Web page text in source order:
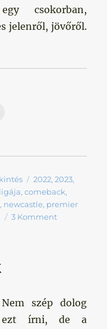
csokorban,
jelenről, jövőről.
Címke
2022,2023,
,comeback,
, newcastle, premier
3 Komment
Nem szép dolog
ezt írni, de a